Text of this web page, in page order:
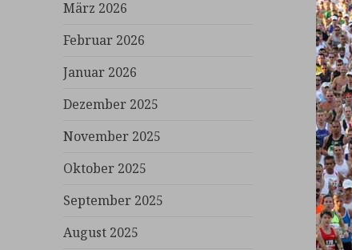
März 2026
Februar 2026
Januar 2026
Dezember 2025
November 2025
Oktober 2025
September 2025
August 2025